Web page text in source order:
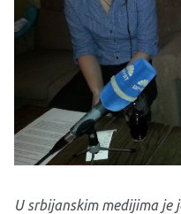
U srbijanskim medijima je